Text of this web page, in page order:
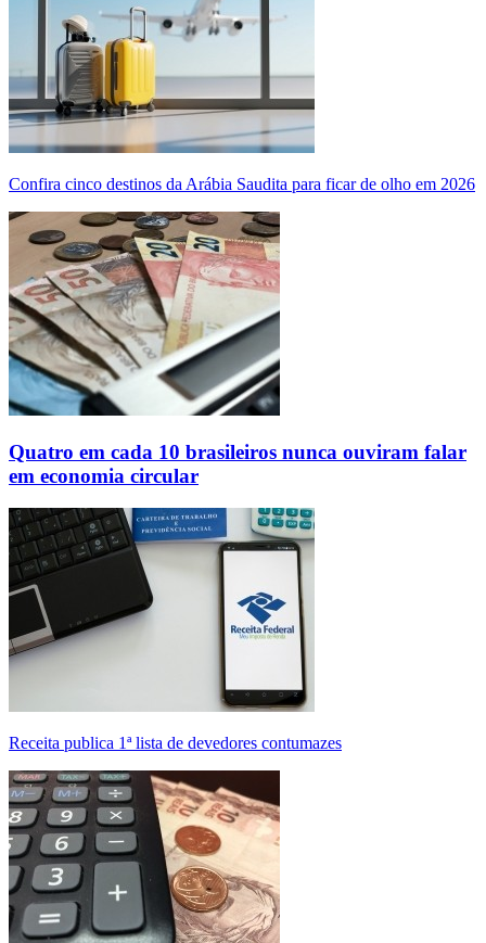
Confira cinco destinos da Arábia Saudita para ficar de olho em 2026
Quatro em cada 10 brasileiros nunca ouviram falar
em economia circular
Receita publica 1ª lista de devedores contumazes